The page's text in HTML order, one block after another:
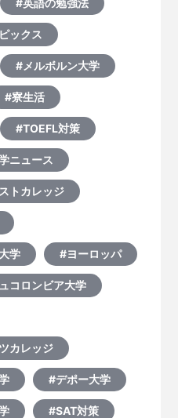
#英語の勉強法
ックス
#メルボルン大学
#寮生活
#TOEFL対策
ニュース
トカレッジ
学 #ヨーロッパ
コロンビア大学
カレッジ
#デポー大学
#SAT対策